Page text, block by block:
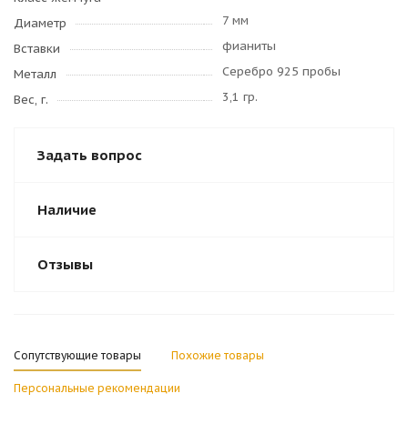
Диаметр
7 мм
Вставки
фианиты
Металл
Серебро 925 пробы
Вес, г.
3,1 гр.
Задать вопрос
Наличие
Отзывы
Сопутствующие товары Похожие товары
Персональные рекомендации